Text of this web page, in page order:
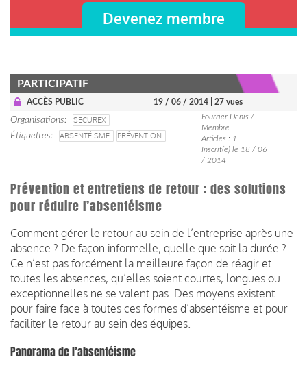
Devenez membre
PARTICIPATIF
ACCÈS PUBLIC 19 / 06 / 2014 | 27 vues
Organisations
SECUREX
Étiquettes
ABSENTÉISME PRÉVENTION
Fourrier Denis /
Membre
Articles : 1
Inscrit(e) le 18 / 06
/ 2014
Prévention et entretiens de retour : des solutions
pour réduire l’absentéisme
Comment gérer le retour au sein de l’entreprise après une
absence ? De façon informelle, quelle que soit la durée ?
Ce n’est pas forcément la meilleure façon de réagir et
toutes les absences, qu’elles soient courtes, longues ou
exceptionnelles ne se valent pas. Des moyens existent
pour faire face à toutes ces formes d’absentéisme et pour
faciliter le retour au sein des équipes.
Panorama de l’absentéisme